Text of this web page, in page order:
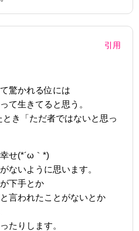
引用
驚かれる位には
て生きてると思う。
き「ただ者ではないと思っ
せ(*´ω｀*)
ないように思います。
下手とか
言われたことがないとか
たりします。